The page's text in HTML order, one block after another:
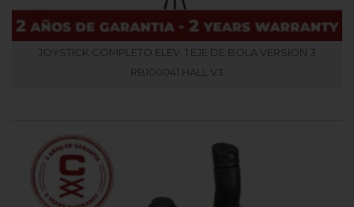
JOYSTICK COMPLETO ELEV. 1 EJE DE BOLA VERSION 3
RB100041.HALL.V3